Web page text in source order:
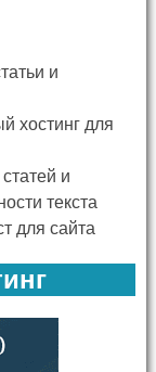
и
хостинг для
и
текста
для сайта